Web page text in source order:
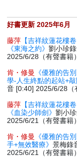
好書更新 2025年6月
藤萍 【吉祥紋蓮花樓
《東海之約》劉小珍
2025/6/28（有聲書籍）
肯・修曼
《優雅的告
學-人生終點的起站+
音 [0:40] 2025/6/28（
藤萍 【吉祥紋蓮花樓
《血染少師劍》劉小
2025/6/21（有聲書籍）
肯・修曼
《優雅的告
手+無效醫療》景梅錄
2025/6/21（有聲書籍）